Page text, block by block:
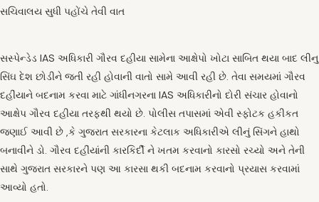
સચિવાલય સુધી પહોંચે તેવી વાત
સસ્પેન્ડેડ IAS અધિકારી ગૌરવ દહીયા સામેના આક્ષેપો ખોટા સાબિત થયા બાદ લીનુ
સિંઘ દેશ છોડીને જતી રહી હોવાની વાતો સામે આવી રહી છે. તેવા સમયમાં ગૌરવ
દહીંયાને બદનામ કરવા માટે ગાંધીનગરના IAS અધિકારીનો દોરી સંચાર હોવાનો
આક્ષેપ ગૌરવ દહીયા તરફથી થયો છે. પોલીસ તપાસમાં એવી સ્ફોટક હકીકત
જણાઈ આવી છે ,કે ગુજરાત સરકારના કેટલાક અધિકારીએ લીનું સિંગને હાથો
બનાવીને ડો. ગૌરવ દહીંયાંની કારકિર્દી ને ખતમ કરવાનો કારસો રચ્યો અને તેની
સાથે ગુજરાત સરકારને પણ આ કારસા થકી બદનામ કરવાનો પ્રયાસ કરવામાં
આવ્યો હતો.